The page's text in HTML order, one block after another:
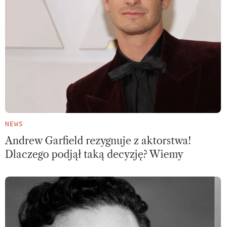
NEWS
Andrew Garfield rezygnuje z aktorstwa!
Dlaczego podjął taką decyzję? Wiemy